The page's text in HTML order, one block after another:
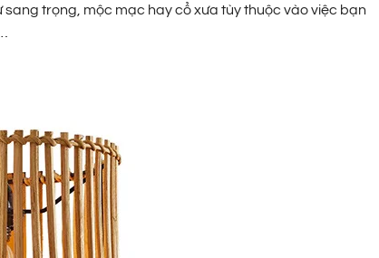
trọng, mộc mạc hay cổ xưa tùy thuộc vào việc bạn